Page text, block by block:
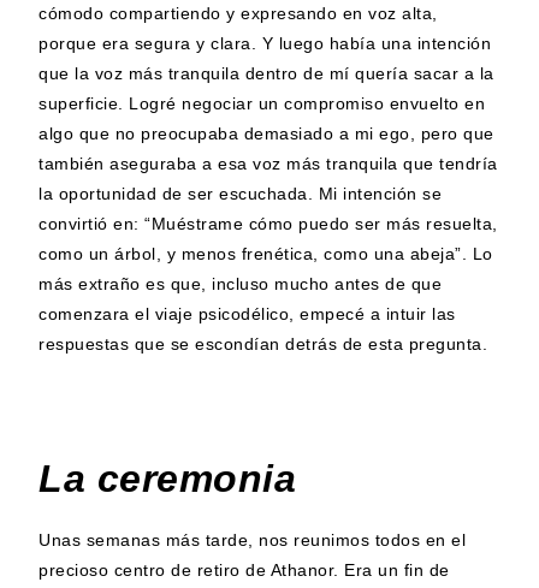
cómodo compartiendo y expresando en voz alta,
porque era segura y clara. Y luego había una intención
que la voz más tranquila dentro de mí quería sacar a la
superficie. Logré negociar un compromiso envuelto en
algo que no preocupaba demasiado a mi ego, pero que
también aseguraba a esa voz más tranquila que tendría
la oportunidad de ser escuchada. Mi intención se
convirtió en: “Muéstrame cómo puedo ser más resuelta,
como un árbol, y menos frenética, como una abeja”. Lo
más extraño es que, incluso mucho antes de que
comenzara el viaje psicodélico, empecé a intuir las
respuestas que se escondían detrás de esta pregunta.
La ceremonia
Unas semanas más tarde, nos reunimos todos en el
precioso centro de retiro de Athanor. Era un fin de